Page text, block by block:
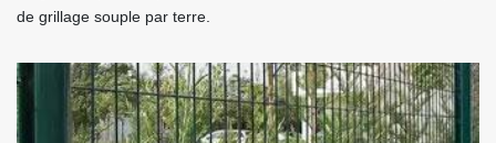
de grillage souple par terre.